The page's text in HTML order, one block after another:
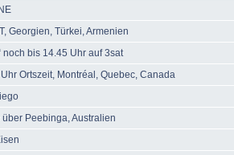
Georgien, Türkei, Armenien
noch bis 14.45 Uhr auf 3sat
Ortszeit, Montréal, Quebec, Canada
Peebinga, Australien